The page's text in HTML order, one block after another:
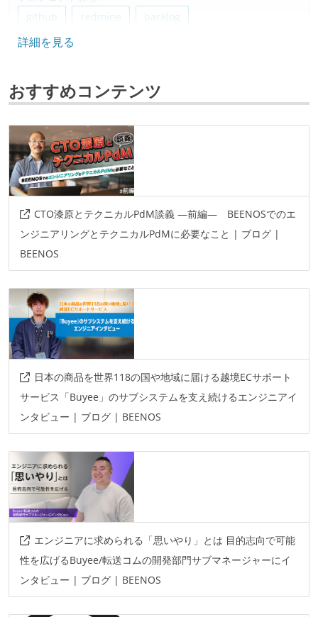
github
redmine backlog
情報共有ツール
その他
aws
terraform docker linux
ansible
ec2
iac cdn
その他、現場で使われている技術
言語
php
ruby python javascript
フレームワーク
rails
laravel symfony react
詳細を見る
おすすめコンテンツ
CTO漆原とテクニカルPdM談義 ―前編― BEENOSでのエ
ンジニアリングとテクニカルPdMに必要なこと | ブログ |
BEENOS
日本の商品を世界118の国や地域に届ける越境ECサポート
サービス「Buyee」のサブシステムを支え続けるエンジニアイ
ンタビュー | ブログ | BEENOS
エンジニアに求められる「思いやり」とは 目的志向で可能
性を広げるBuyee/転送コムの開発部門サブマネージャーにイ
ンタビュー | ブログ | BEENOS